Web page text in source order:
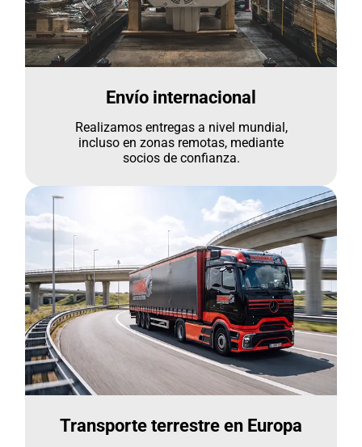
Envío internacional
Realizamos entregas a nivel mundial,
incluso en zonas remotas, mediante
socios de confianza.
Transporte terrestre en Europa